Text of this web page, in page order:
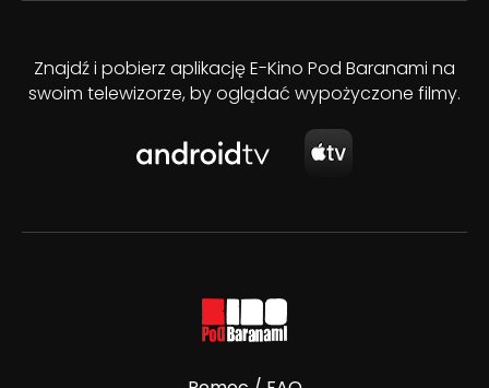
Znajdź i pobierz aplikację E-Kino Pod Baranami na
swoim telewizorze, by oglądać wypożyczone filmy.